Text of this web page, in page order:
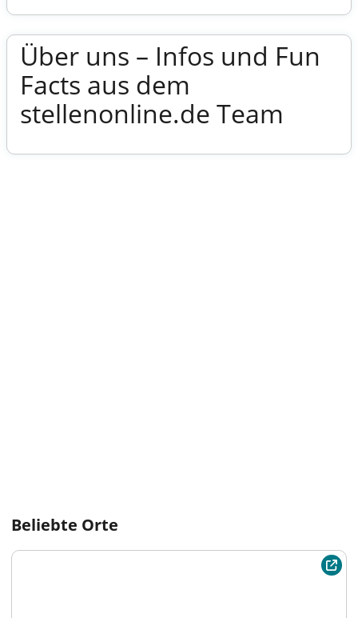
Über uns – Infos und Fun
Facts aus dem
stellenonline.de Team
Beliebte Orte